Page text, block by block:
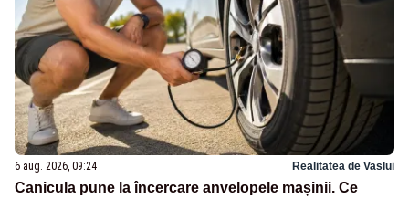
6 aug. 2026, 09:24 Realitatea de Vaslui
Canicula pune la încercare anvelopele mașinii. Ce